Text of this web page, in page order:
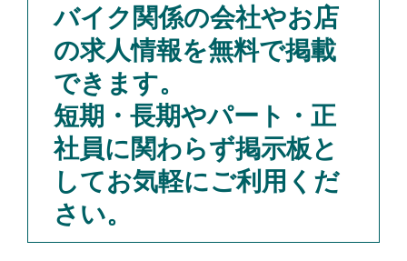
バイク関係の会社やお店
の求人情報を無料で掲載
できます。
短期・長期やパート・正
社員に関わらず掲示板と
してお気軽にご利用くだ
さい。